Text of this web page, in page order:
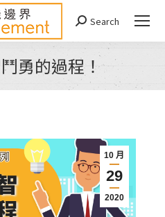
Search:
Search
勇的過程！
You are here:
10 月
29
2020